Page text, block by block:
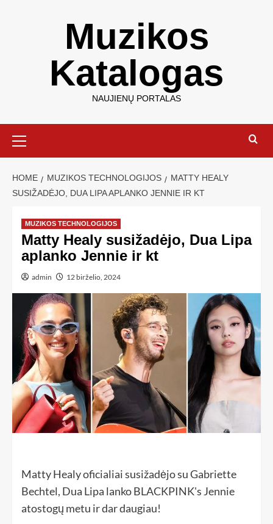
Muzikos
Katalogas
NAUJIENŲ PORTALAS
HOME MUZIKOS TECHNOLOGIJOS
MATTY HEALY
SUSIŽADĖJO, DUA LIPA APLANKO JENNIE IR KT
MUZIKOS TECHNOLOGIJOS
Matty Healy susižadėjo, Dua Lipa
aplanko Jennie ir kt
admin 12 birželio, 2024
Matty Healy oficialiai susižadėjo su Gabriette
Bechtel, Dua Lipa lanko BLACKPINK's Jennie
atostogų metu ir dar daugiau!